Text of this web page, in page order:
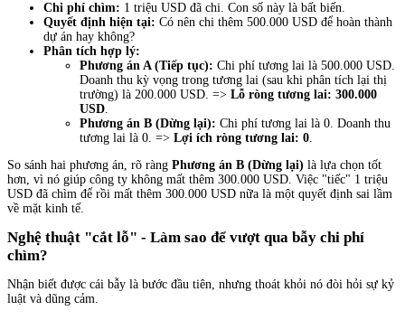
Chi phí chìm: 1 triệu USD đã chi. Con số này là bất biến.
Quyết định hiện tại: Có nên chi thêm 500.000 USD để hoàn thành
dự án hay không?
Phân tích hợp lý:
Phương án A (Tiếp tục): Chi phí tương lai là 500.000 USD.
Doanh thu kỳ vọng trong tương lai (sau khi phân tích lại thị
trường) là 200.000 USD. => Lỗ ròng tương lai: 300.000
USD.
Phương án B (Dừng lại): Chi phí tương lai là 0. Doanh thu
tương lai là 0. => Lợi ích ròng tương lai: 0.
So sánh hai phương án, rõ ràng Phương án B (Dừng lại) là lựa chọn tốt
hơn, vì nó giúp công ty không mất thêm 300.000 USD. Việc "tiếc" 1 triệu
USD đã chìm để rồi mất thêm 300.000 USD nữa là một quyết định sai lầm
về mặt kinh tế.
Nghệ thuật "cắt lỗ" - Làm sao để vượt qua bẫy chi phí
chìm?
Nhận biết được cái bẫy là bước đầu tiên, nhưng thoát khỏi nó đòi hỏi sự kỷ
luật và dũng cảm.